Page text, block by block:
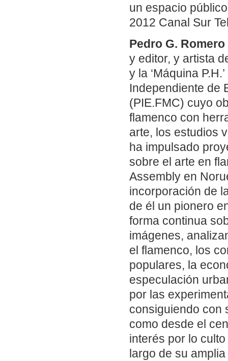
un espacio
2012 Canal Sur
Pedro G. Romero
y editor, y artista
y la ‘Máquina
Independiente de
(PIE.FMC) cuyo
flamenco con
arte, los estudios
ha impulsado
sobre el arte en
Assembly en
incorporación de
de él un pionero
forma continua
imágenes,
el flamenco, los
populares, la
especulación
por las
consiguiendo con
como desde el
interés por lo
largo de su